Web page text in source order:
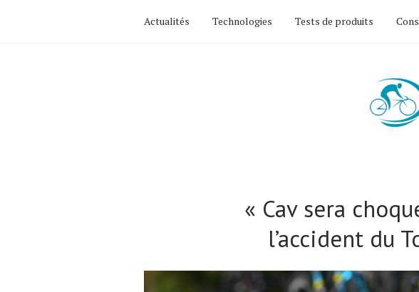
Actualités Technologies Tests de produits
« Cav sera
l’accident du